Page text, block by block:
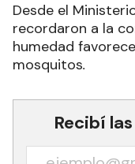
Desde el
recordaron a la
humedad
mosquitos.
Recibí